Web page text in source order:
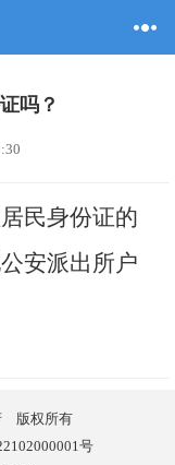
吗？
民身份证的
安派出所户
版权所有
号